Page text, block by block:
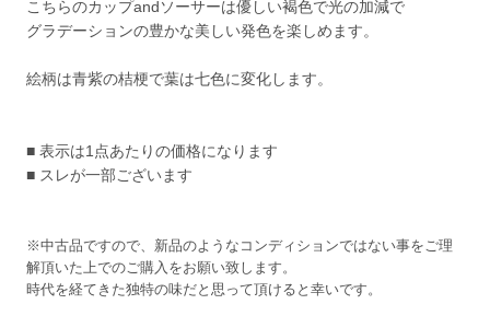
こちらのカップandソーサーは優しい褐色で光の加減で
グラデーションの豊かな美しい発色を楽しめます。
絵柄は青紫の桔梗で葉は七色に変化します。
■ 表示は1点あたりの価格になります
■ スレが一部ございます
※中古品ですので、新品のようなコンディションではない事をご理
解頂いた上でのご購入をお願い致します。
時代を経てきた独特の味だと思って頂けると幸いです。